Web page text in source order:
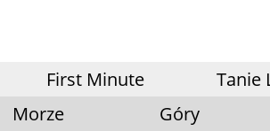
First Minute Tanie
Morze Góry